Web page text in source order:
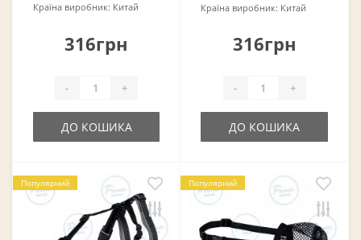
Країна виробник: Китай
316грн
- +
ДО КОШИКА
Країна виробник: Китай
316грн
- +
ДО КОШИКА
Популярний Популярний